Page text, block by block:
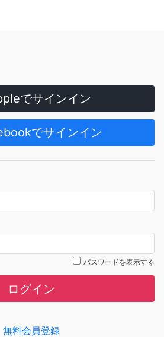
でサインイン
でサインイン
パスワードを表示する
ログイン
無料会員登録